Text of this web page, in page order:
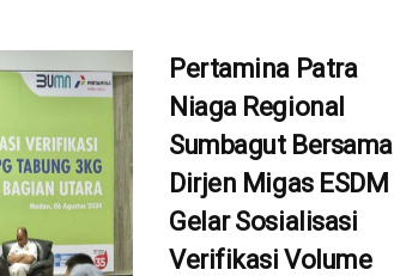
Pertamina Patra
Niaga Regional
Sumbagut Bersama
Dirjen Migas ESDM
Gelar Sosialisasi
Verifikasi Volume